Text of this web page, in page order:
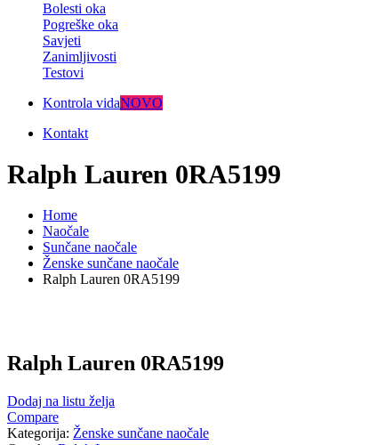
Bolesti oka
Pogreške oka
Savjeti
Zanimljivosti
Testovi
Kontrola vidaNOVO
Kontakt
Ralph Lauren 0RA5199
Home
Naočale
Sunčane naočale
Ženske sunčane naočale
Ralph Lauren 0RA5199
Ralph Lauren 0RA5199
Dodaj na listu želja
Compare
Kategorija: Ženske sunčane naočale